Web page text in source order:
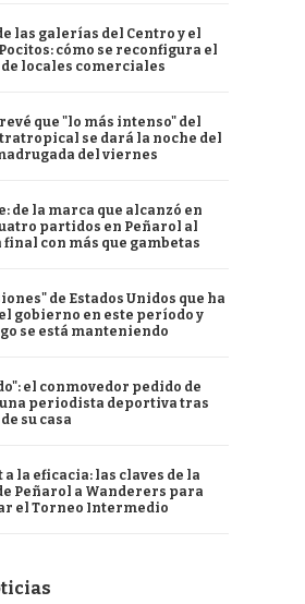
las galerías del Centro y el
cómo se reconfigura el
locales comerciales
que "lo más intenso" del
se dará la noche del
del viernes
de la marca que alcanzó en
partidos en Peñarol al
final con más que gambetas
de Estados Unidos que ha
gobierno en este período y
se está manteniendo
el conmovedor pedido de
una periodista deportiva tras
su casa
la eficacia: las claves de la
Peñarol a Wanderers para
el Torneo Intermedio